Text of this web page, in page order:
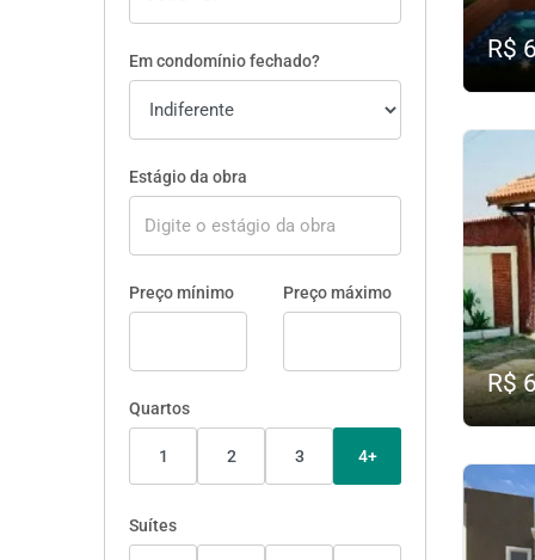
Em condomínio fechado?
Estágio da obra
Preço mínimo Preço máximo
Quartos
1 2 3 4+
Suítes
R$
R$